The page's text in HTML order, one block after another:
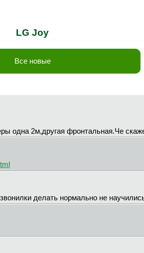
LG Joy
Все новые
одна 2м,другая фронтальная.Че
делать нормально не